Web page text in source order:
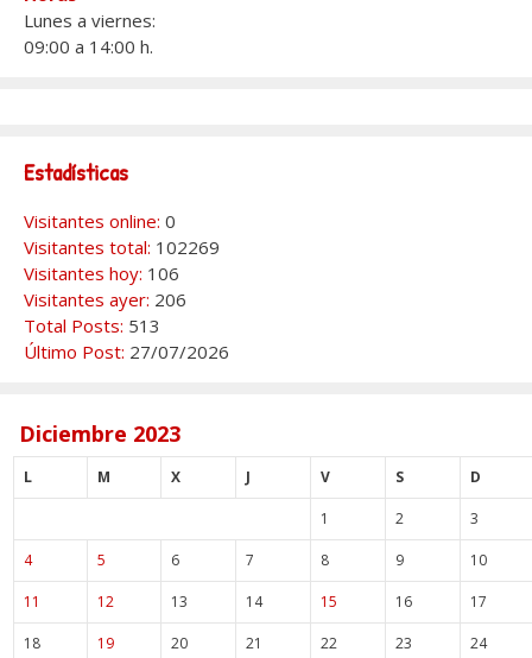
Lunes a viernes:
09:00 a 14:00 h.
Estadísticas
Visitantes online: 0
Visitantes total: 102269
Visitantes hoy: 106
Visitantes ayer: 206
Total Posts: 513
Último Post: 27/07/2026
Diciembre 2023
L M X J V S D
1 2 3
4 5 6 7 8 9 10
11 12 13 14 15 16 17
18 19 20 21 22 23 24